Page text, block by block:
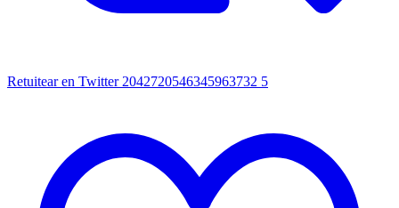
Retuitear en Twitter 2042720546345963732 5